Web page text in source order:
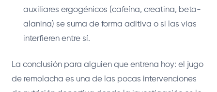
auxiliares ergogénicos (cafeína, creatina, beta-
alanina) se suma de forma aditiva o si las vías
interfieren entre sí.
La conclusión para alguien que entrena hoy: el jugo
de remolacha es una de las pocas intervenciones